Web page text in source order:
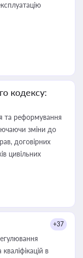
кодексу:
та реформування
зміни до
договірних
цивільних
+37
в